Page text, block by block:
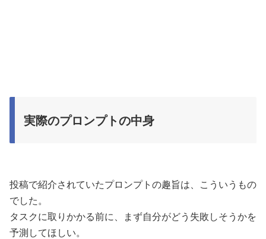
実際のプロンプトの中身
投稿で紹介されていたプロンプトの趣旨は、こういうもの
でした。
タスクに取りかかる前に、まず自分がどう失敗しそうかを
予測してほしい。